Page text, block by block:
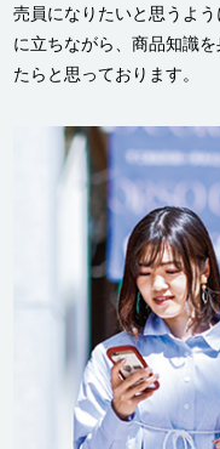
売員になりたいと思うよ
に立ちながら、商品知識
たらと思っております。